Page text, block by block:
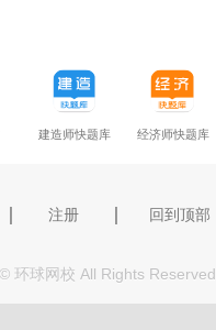
建造师快题库 经济师快题库
｜ 注册 ｜ 回到顶部
环球网校 All Rights Reserved